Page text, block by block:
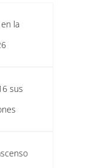
la
sus